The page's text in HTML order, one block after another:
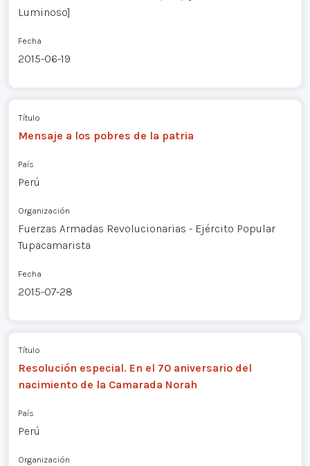
Luminoso]
Fecha
2015-06-19
Título
Mensaje a los pobres de la patria
País
Perú
Organización
Fuerzas Armadas Revolucionarias - Ejército Popular
Tupacamarista
Fecha
2015-07-28
Título
Resolución especial. En el 70 aniversario del
nacimiento de la Camarada Norah
País
Perú
Organización